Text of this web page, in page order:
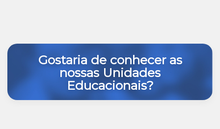
Gostaria de conhecer as
nossas Unidades
Educacionais?